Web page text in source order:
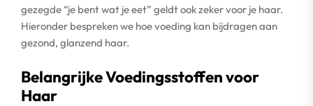
gezegde “je bent wat je eet” geldt ook zeker voor je haar.
Hieronder bespreken we hoe voeding kan bijdragen aan
gezond, glanzend haar.
Belangrijke Voedingsstoffen voor
Haar